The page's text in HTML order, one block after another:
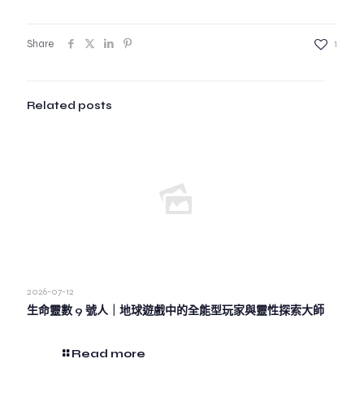
Share 1
Related posts
2026-07-12
生命靈數 9 號人｜地球遊戲中的全能型玩家與靈性探索大師
Read more